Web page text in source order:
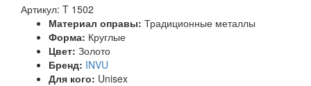
Артикул: T 1502
Материал оправы: Традиционные металлы
Форма: Круглые
Цвет: Золото
Бренд: INVU
Для кого: Unisex